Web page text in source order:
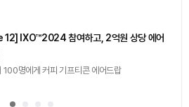
IXO™2024 참여하고, 2억원 상당 에어
100명에게 커피 기프티콘 에어드랍